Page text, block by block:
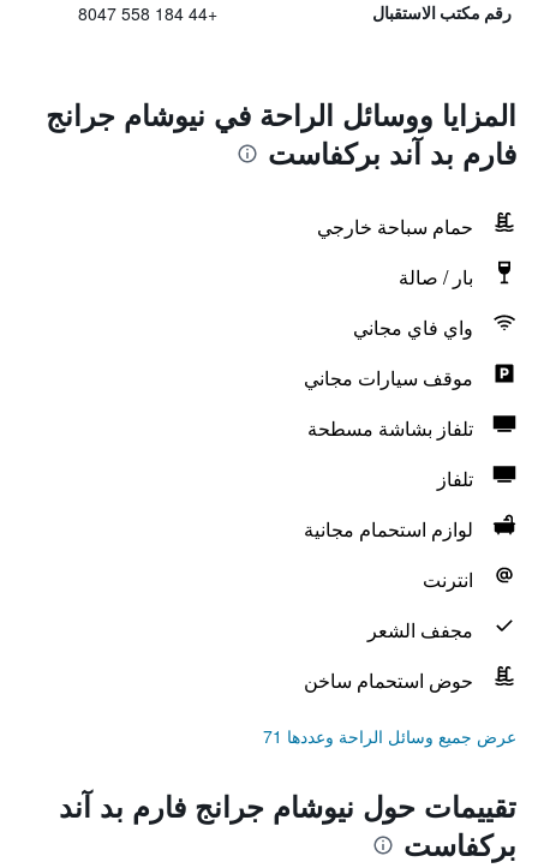
رقم مكتب الاستقبال +44 184 558 8047
المزايا ووسائل الراحة في نيوشام جرانج
فارم بد آند بركفاست
حمام سباحة خارجي
بار / صالة
واي فاي مجاني
موقف سيارات مجاني
تلفاز بشاشة مسطحة
تلفاز
لوازم استحمام مجانية
انترنت
مجفف الشعر
حوض استحمام ساخن
عرض جميع وسائل الراحة وعددها 71
تقييمات حول نيوشام جرانج فارم بد آند
بركفاست